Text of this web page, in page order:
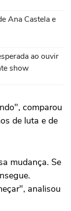
Ana Castela e
ao ouvir
show
comparou
de luta e de
mudança. Se
analisou